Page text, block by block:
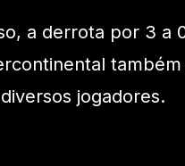
a derrota por 3 a
jogadores.